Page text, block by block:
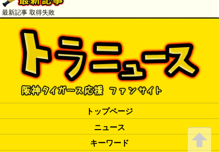
最新記事 取得失敗
トップページ
ニュース
キーワード